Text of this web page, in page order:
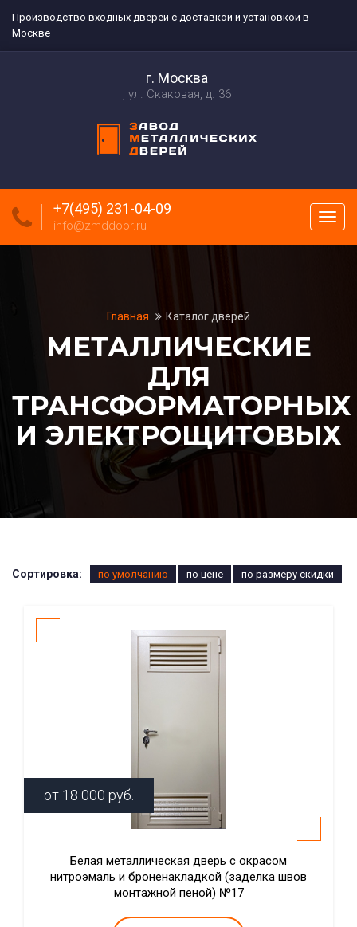
Производство входных дверей с доставкой и установкой в
Москве
г. Москва
ул. Скаковая, д. 36
меню
+7(495) 231-04-09
info@zmddoor.ru
Главная Каталог дверей
МЕТАЛЛИЧЕСКИЕ
ДЛЯ
ТРАНСФОРМАТОРНЫХ
И ЭЛЕКТРОЩИТОВЫХ
Сортировка: по умолчанию по цене по размеру скидки
от 18 000 руб.
Белая металлическая дверь с окрасом
нитроэмаль и броненакладкой (заделка швов
монтажной пеной) №17